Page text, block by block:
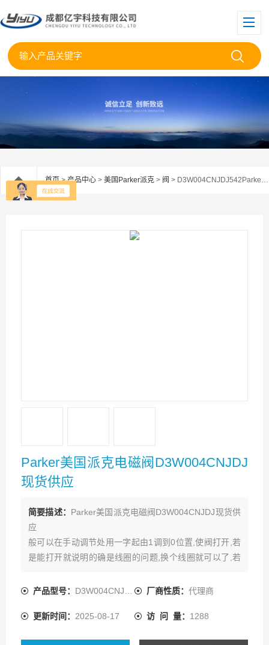
首页>产品中心 > 美国Parker派克 > 阀 > D3W004CNJDJ542Parker美国派克电磁阀D3W004CNJDJ现货供应
Parker美国派克电磁阀D3W004CNJDJ
现货供应
简要描述： Parker美国派克电磁阀D3W004CNJDJ现货供
应
般可以在手动调节处用一字起由1调到0位置,使阀打开,若
是能打开就说明的确是线圈的问题,换个线圈就可以了,若
洗正确应该用CCL4,
产品型号： D3W004CNJDJ542 厂商性质： 代理商
更新时间： 2025-08-17 访 问 量： 1288